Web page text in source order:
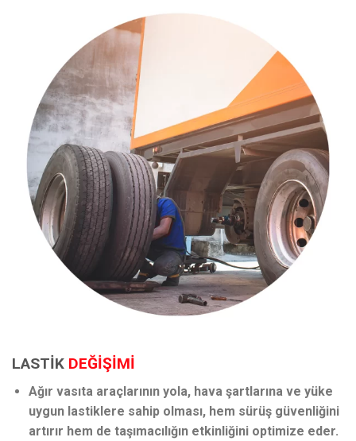
LASTİK DEĞİŞİMİ
Ağır vasıta araçlarının yola, hava şartlarına ve yüke
uygun lastiklere sahip olması, hem sürüş güvenliğini
artırır hem de taşımacılığın etkinliğini optimize eder.